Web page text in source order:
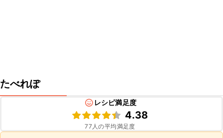
たべれぽ
レシピ満足度
4.38
77 人の平均満足度